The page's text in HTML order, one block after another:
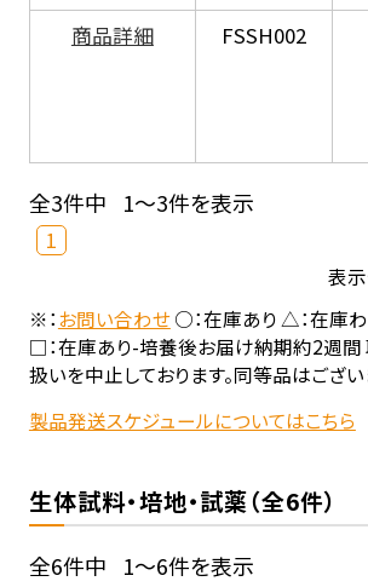
商品詳細
FSSH002
全3件中 1～3件を表示
1
表
※：お問い合わせ○：在庫あり △：在庫
□：在庫あり-培養後お届け納期約2週間
扱いを中止しております。同等品はござい
製品発送スケジュールについてはこちら
生体試料・培地・試薬（全6件）
全6件中 1～6件を表示